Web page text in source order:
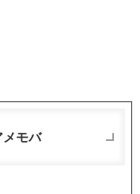
メモバ